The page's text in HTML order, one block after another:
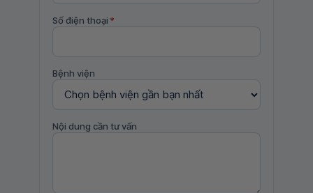
Số điện thoại *
Bệnh viện
Nội dung cần tư vấn